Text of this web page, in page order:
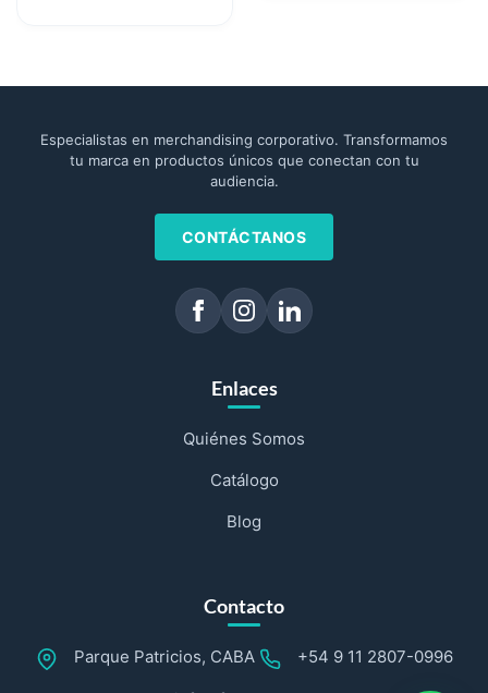
Especialistas en merchandising corporativo. Transformamos
tu marca en productos únicos que conectan con tu
audiencia.
CONTÁCTANOS
Enlaces
Quiénes Somos
Catálogo
Blog
Contacto
Parque Patricios, CABA +54 9 11 2807-0996